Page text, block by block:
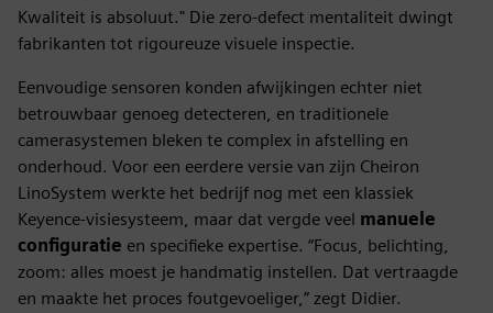
Kwaliteit is absoluut." Die zero-defect mentaliteit dwingt
fabrikanten tot rigoureuze visuele inspectie.
Eenvoudige sensoren konden afwijkingen echter niet
betrouwbaar genoeg detecteren, en traditionele
camerasystemen bleken te complex in afstelling en
onderhoud. Voor een eerdere versie van zijn Cheiron
LinoSystem werkte het bedrijf nog met een klassiek
Keyence-visiesysteem, maar dat vergde veel manuele
configuratie en specifieke expertise. “Focus, belichting,
zoom: alles moest je handmatig instellen. Dat vertraagde
en maakte het proces foutgevoeliger,” zegt Didier.